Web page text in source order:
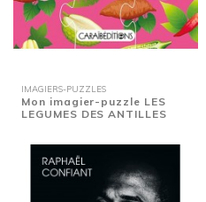
IMAGIERS-PUZZLES
Mon imagier-puzzle LES
LEGUMES DES ANTILLES